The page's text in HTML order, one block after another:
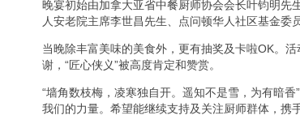
晚宴初始由加拿大亚省中餐厨师协会会长叶钧明先
人安老院主席李世昌先生、点问顿华人社区基金委
当晚除丰富美味的美食外，更有抽奖及卡啦OK。
谢，“匠心侠义”被高度肯定和赞赏。
“墙角数枝梅，凌寒独自开。遥知不是雪，为有暗
我们的力量。希望能继续支持及关注厨师群体，携